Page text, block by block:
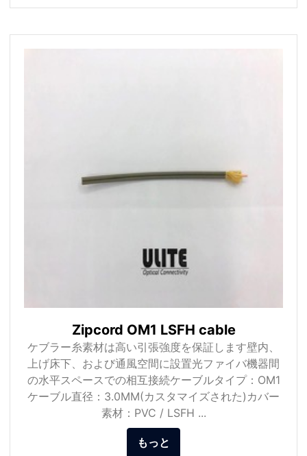
Zipcord OM1 LSFH cable
ケブラー糸素材は高い引張強度を保証します壁内、
上げ床下、および通風空間に設置光ファイバ機器間
の水平スペースでの相互接続ケーブルタイプ：OM1
ケーブル直径：3.0MM(カスタマイズされた)カバー
素材：PVC / LSFH ...
もっと